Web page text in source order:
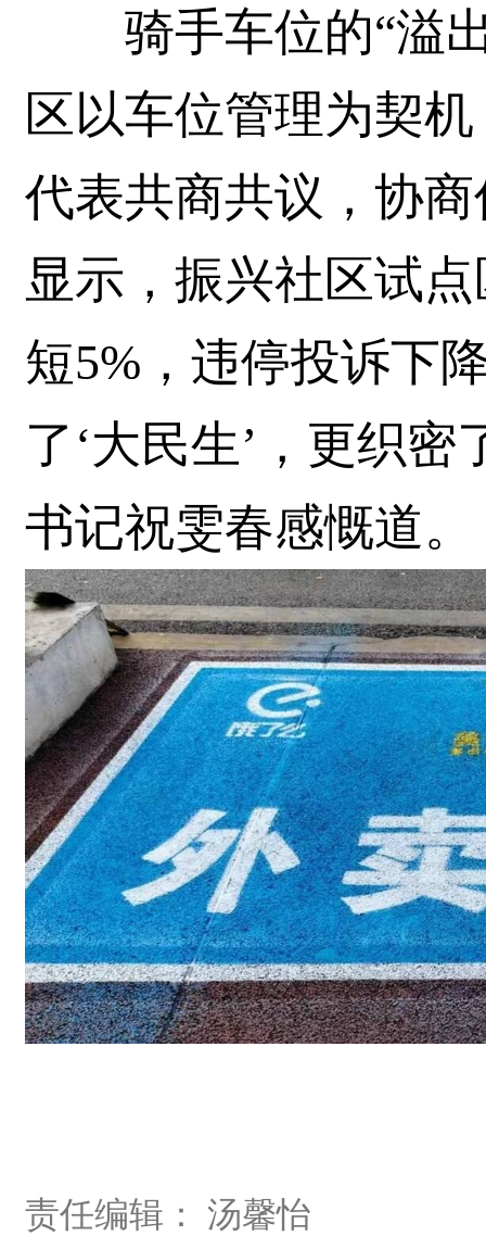
骑手车位的“溢出
区以车位管理为契
代表共商共议，协
显示，振兴社区试
短5%，违停投诉下
了‘大民生’，更织
书记祝雯春感慨道。
责任编辑： 汤馨怡